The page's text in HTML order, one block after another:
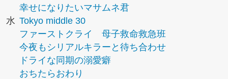
幸せになりたいマサムネ君
水 Tokyo middle 30
ファーストクライ 母子救命救急班
今夜もシリアルキラーと待ち合わせ
ドライな同期の溺愛癖
おちたらおわり